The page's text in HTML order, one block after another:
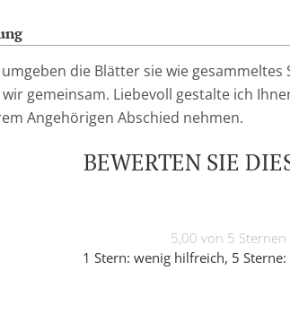
die Blätter sie wie
gemeinsam. Liebevoll gestalte ich
Angehörigen Abschied nehmen.
BEWERTEN SIE
5,00 von 5 Sternen
1 Stern: wenig hilfreich, 5